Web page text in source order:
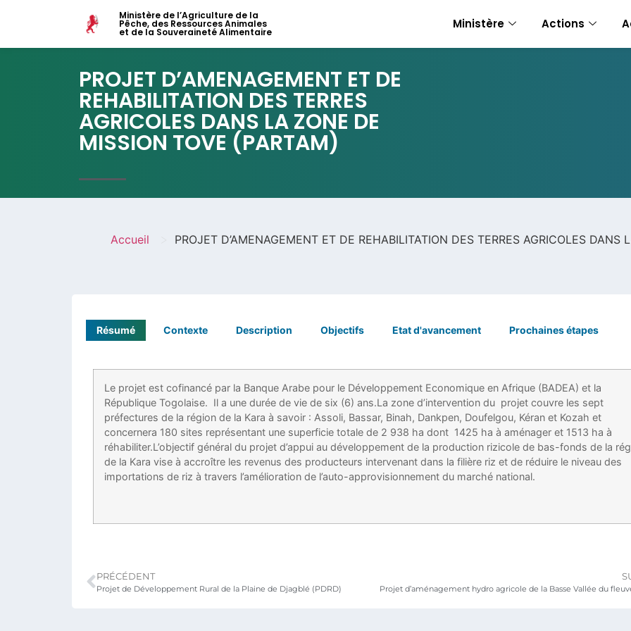
Ministère de l’Agriculture de la
Pêche, des Ressources Animales
et de la Souveraineté Alimentaire
Ministère Actions
PROJET D’AMENAGEMENT ET DE
REHABILITATION DES TERRES
AGRICOLES DANS LA ZONE DE
MISSION TOVE (PARTAM)
Accueil PROJET D’AMENAGEMENT ET DE REHABILITATION DES TERRES AGRICOLES
Résumé Contexte Description Objectifs Etat d'avancement Prochaines étapes
Le projet est cofinancé par la Banque Arabe pour le Développement Economique en Afrique (BADEA) et la
République Togolaise. Il a une durée de vie de six (6) ans.La zone d’intervention du projet couvre les sept
préfectures de la région de la Kara à savoir : Assoli, Bassar, Binah, Dankpen, Doufelgou, Kéran et Kozah et
concernera 180 sites représentant une superficie totale de 2 938 ha dont 1425 ha à aménager et 1513 ha à
réhabiliter.L’objectif général du projet d’appui au développement de la production rizicole de bas-fonds de la
de la Kara vise à accroître les revenus des producteurs intervenant dans la filière riz et de réduire le niveau des
importations de riz à travers l’amélioration de l’auto-approvisionnement du marché national.
PRÉCÉDENT
Projet de Développement Rural de la Plaine de Djagblé (PDRD)